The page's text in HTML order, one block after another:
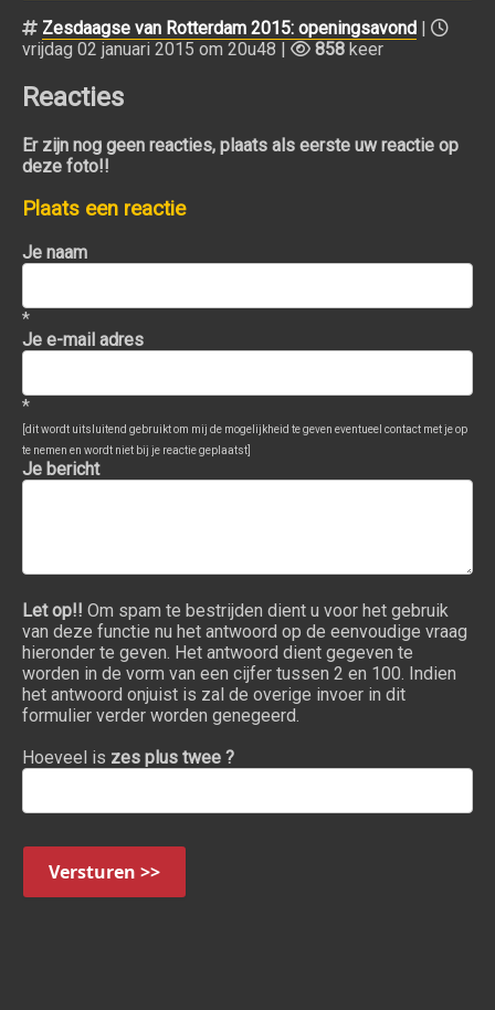
Zesdaagse van Rotterdam 2015: openingsavond |
vrijdag 02 januari 2015 om 20u48 |
858 keer
Reacties
Er zijn nog geen reacties, plaats als eerste uw reactie op
deze foto!!
Plaats een reactie
Je naam
*
Je e-mail adres
*
[dit wordt uitsluitend gebruikt om mij de mogelijkheid te geven eventueel contact met je op
te nemen en wordt niet bij je reactie geplaatst]
Je bericht
Let op!! Om spam te bestrijden dient u voor het gebruik
van deze functie nu het antwoord op de eenvoudige vraag
hieronder te geven. Het antwoord dient gegeven te
worden in de vorm van een cijfer tussen 2 en 100. Indien
het antwoord onjuist is zal de overige invoer in dit
formulier verder worden genegeerd.
Hoeveel is zes plus twee ?
Versturen >>